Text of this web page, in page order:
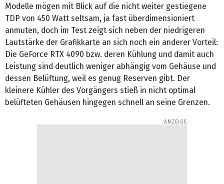
Modelle mögen mit Blick auf die nicht weiter gestiegene
TDP von 450 Watt seltsam, ja fast überdimensioniert
anmuten, doch im Test zeigt sich neben der niedrigeren
Lautstärke der Grafikkarte an sich noch ein anderer Vorteil:
Die GeForce RTX 4090 bzw. deren Kühlung und damit auch
Leistung sind deutlich weniger abhängig vom Gehäuse und
dessen Belüftung, weil es genug Reserven gibt. Der
kleinere Kühler des Vorgängers stieß in nicht optimal
belüfteten Gehäusen hingegen schnell an seine Grenzen.